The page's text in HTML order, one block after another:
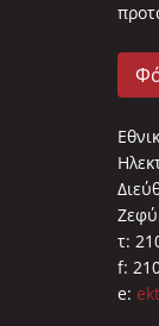
τ:
f:
e: